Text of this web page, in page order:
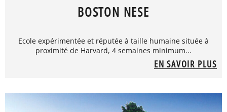
BOSTON NESE
Ecole expérimentée et réputée à taille humaine située à
proximité de Harvard, 4 semaines minimum...
EN SAVOIR PLUS